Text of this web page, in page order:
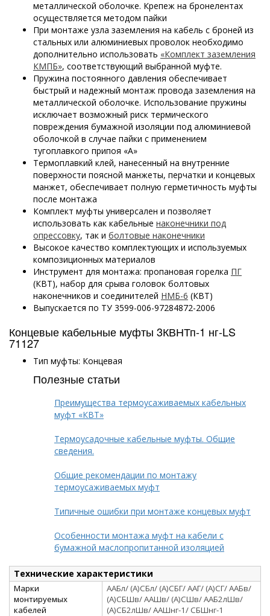
металлической оболочке. Крепеж на бронелентах
осуществляется методом пайки
При монтаже узла заземления на кабель с броней из
стальных или алюминиевых проволок необходимо
дополнительно использовать «Комплект заземления
КМПБ», соответствующий выбранной муфте.
Пружина постоянного давления обеспечивает
быстрый и надежный монтаж провода заземления на
металлической оболочке. Использование пружины
исключает возможный риск термического
повреждения бумажной изоляции под алюминиевой
оболочкой в случае пайки с применением
тугоплавкого припоя «А»
Термоплавкий клей, нанесенный на внутренние
поверхности поясной манжеты, перчатки и концевых
манжет, обеспечивает полную герметичность муфты
после монтажа
Комплект муфты универсален и позволяет
использовать как кабельные наконечники под
опрессовку, так и болтовые наконечники
Высокое качество комплектующих и используемых
композиционных материалов
Инструмент для монтажа: пропановая горелка ПГ
(КВТ), набор для срыва головок болтовых
наконечников и соединителей НМБ-6 (КВТ)
Выпускается по ТУ 3599-006-97284872-2006
Концевые кабельные муфты 3КВНТп-1 нг-LS
71127
Тип муфты: Концевая
Полезные статьи
Преимущества термоусаживаемых кабельных
муфт «КВТ»
Термоусадочные кабельные муфты. Общие
сведения.
Общие рекомендации по монтажу
термоусаживаемых муфт
Типичные ошибки при монтаже концевых муфт
Особенности монтажа муфт на кабели с
бумажной маслопропитанной изоляцией
Технические характеристики
Марки
монтируемых
кабелей
ААБл/ (А)СБл/ (А)СБГ/ ААГ/ (А)СГ/ ААБв/
(А)СБШв/ ААШв/ (А)СШв/ ААБ2лШв/
(А)СБ2лШв/ ААШнг-1/ СБШнг-1